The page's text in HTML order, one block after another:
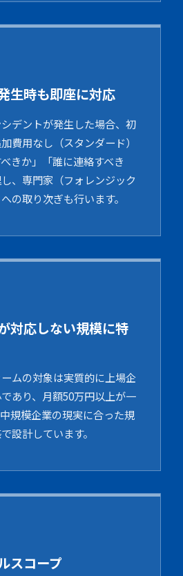
生時も即座に対応
デントが発生した場合、初
費用なし（スタンダード）
きか」「誰に連絡すべき
、専門家（フォレンジック
の取り次ぎも行います。
対応しない規模に特
ムの対象は実質的に上場企
あり、月額50万円以上が一
規模企業の現実に合った規
設計しています。
スコープ